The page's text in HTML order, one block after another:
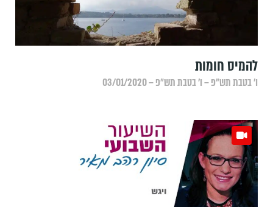
להמיס חומות
ו׳ בטבת תש״פ – ו׳ בטבת תש״פ – 03/01/2020